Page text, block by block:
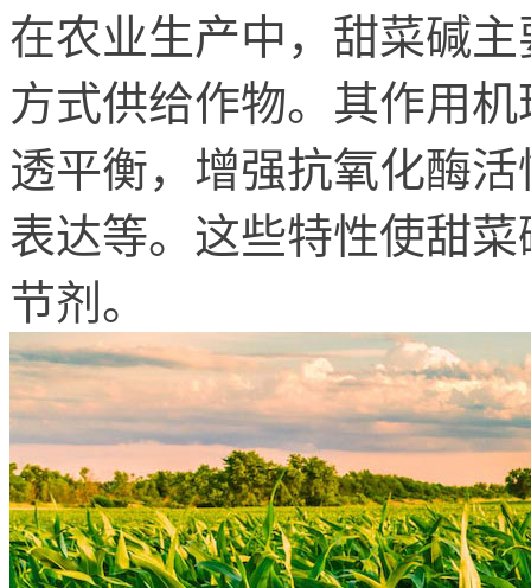
在农业生产中，甜菜碱
方式供给作物。其作用
透平衡，增强抗氧化酶
表达等。这些特性使甜
节剂。